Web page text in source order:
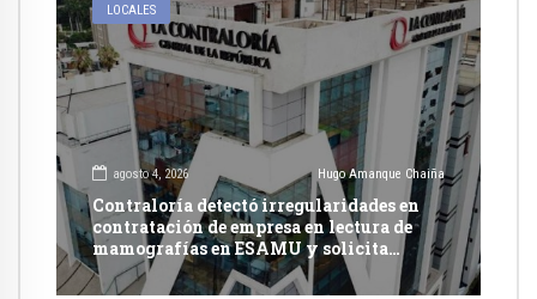
LOCALES
agosto 4, 2026 Hugo Amanque Chaiña
Contraloría detectó irregularidades en
contratación de empresa en lectura de
mamografías en ESAMU y solicita
acciones penales contra funcionarios